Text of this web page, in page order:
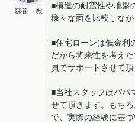
森谷 毅
■構造の耐震性や地盤
様々な面を比較しなが
■住宅ローンは低金利
だから将来性を考え
員でサポートさせて頂
■当社スタッフはパパ
せて頂きます。もち
で、実際の経験に基